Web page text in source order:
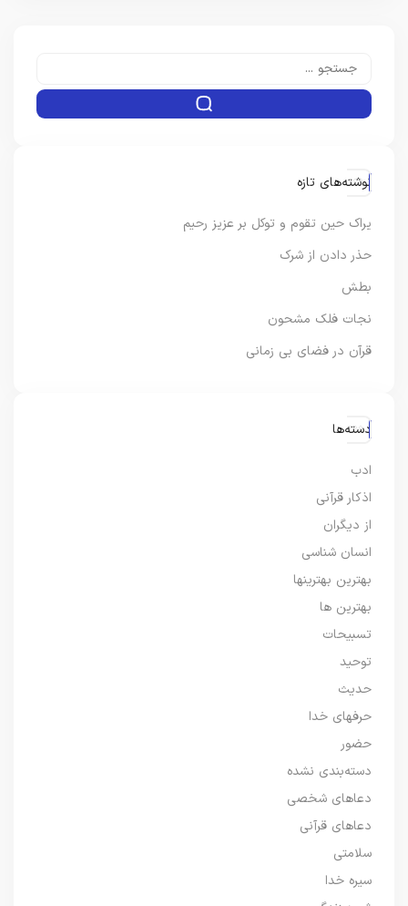
نوشته‌های تازه
یراک حین تقوم و توکل بر عزیز رحیم
حذر دادن از شرک
بطش
نجات فلک مشحون
قرآن در فضای بی زمانی
دسته‌ها
ادب
اذکار قرآنی
از دیگران
انسان شناسی
بهترین بهترینها
بهترین ها
تسبیحات
توحید
حدیث
حرفهای خدا
حضور
دسته‌بندی نشده
دعاهای شخصی
دعاهای قرآنی
سلامتی
سیره خدا